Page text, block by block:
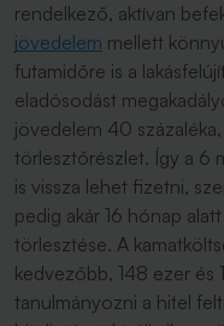
rendelkező, aktívan
jövedelem mellett
futamidőre is a
eladósodást
jövedelem 40
törlesztőrészlet. Így a 6
is vissza lehet fizetni,
pedig akár 16 hónap
törlesztése. A
kedvezőbb, 148 ezer és
tanulmányozni a hitel